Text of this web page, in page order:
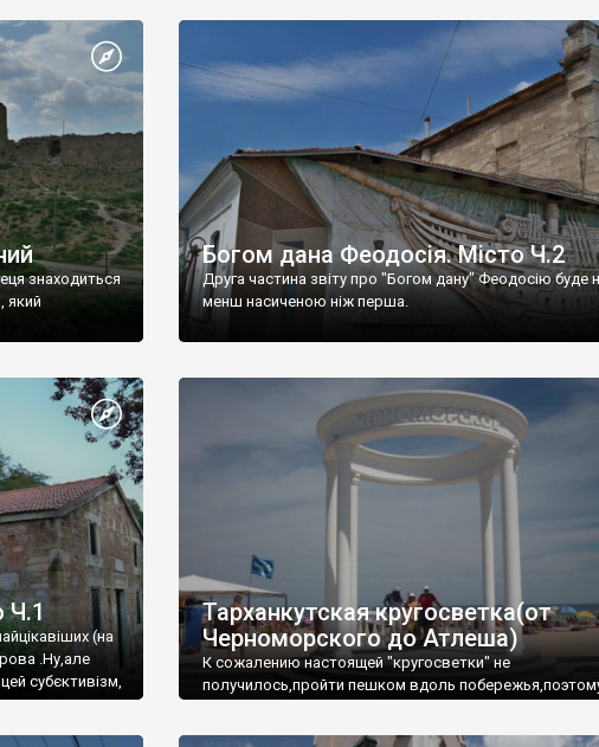
знаходиться
який
Богом дана Феодосія. Місто Ч.2
Друга частина звіту про "Богом дану" Феодосію буде
менш насиченою ніж перша.
Ч.1
(на
.Ну,але
субєктивізм,
Тарханкутская кругосветка(от
Черноморского до Атлеша)
К сожалению настоящей "кругосветки" не
получилось,пройти пешком вдоль